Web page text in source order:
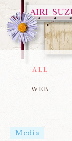
ALL
WEB
Media